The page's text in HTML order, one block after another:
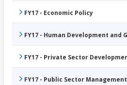
FY17 - Economic Policy
FY17 - Human Development and
FY17 - Private Sector
FY17 - Public Sector Management